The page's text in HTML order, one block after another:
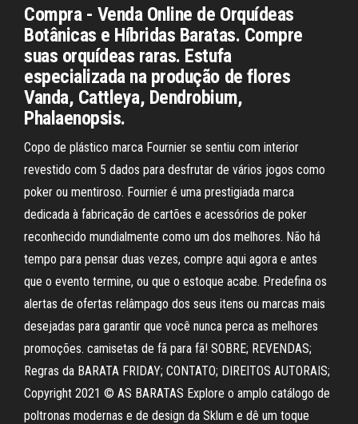
Compra - Venda Online de Orquídeas
Botânicas e Híbridas Baratas. Compre
suas orquídeas raras. Estufa
especializada na produção de flores
Vanda, Cattleya, Dendrobium,
Phalaenopsis.
Copo de plástico marca Fournier se sentiu com interior
revestido com 5 dados para desfrutar de vários jogos como
poker ou mentiroso. Fournier é uma prestigiada marca
dedicada à fabricação de cartões e acessórios de poker
reconhecido mundialmente como um dos melhores. Não há
tempo para pensar duas vezes, compre aqui agora e antes
que o evento termine, ou que o estoque acabe. Predefina os
alertas de ofertas relâmpago dos seus itens ou marcas mais
desejadas para garantir que você nunca perca as melhores
promoções. camisetas de fã para fã! SOBRE; REVENDAS;
Regras da BARATA FRIDAY; CONTATO; DIREITOS AUTORAIS;
Copyright 2021 © AS BARATAS Explore o amplo catálogo de
poltronas modernas e de design da Sklum e dê um toque